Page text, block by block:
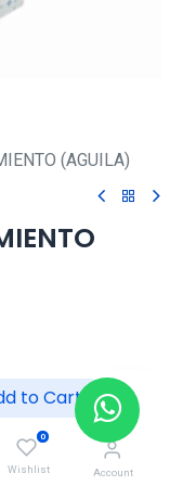
to Cart
0
Wishlist Account
(AGUILA)
carrito